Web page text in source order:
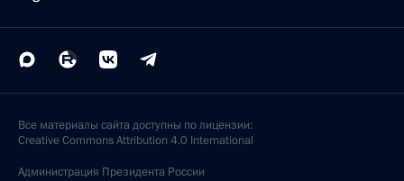
Все материалы сайта доступны по лицензии:
Creative Commons Attribution 4.0 International
Администрация Президента России